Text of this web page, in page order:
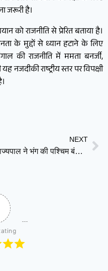
जरूरी है।
को राजनीति से प्रेरित बताया है।
के मुद्दों से ध्यान हटाने के लिए
की राजनीति में ममता बनर्जी,
राष्ट्रीय स्तर पर विपक्षी
NEXT
राज्यपाल ने भंग की पश्चिम बंगाल विधानसभा, ममता बनर्जी ने इस्तीफा देने से किया इनकार